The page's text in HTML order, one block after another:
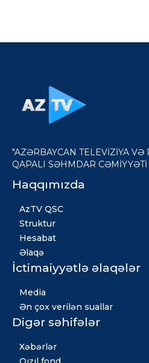
"AZƏRBAYCAN TELEVİZİYA VƏ
QAPALI SƏHMDAR CƏMİYYƏTİ
Haqqımızda
AzTV QSC
Struktur
Hesabat
Əlaqə
İctimaiyyətlə əlaqələr
Media
Ən çox verilən suallar
Digər səhifələr
Xəbərlər